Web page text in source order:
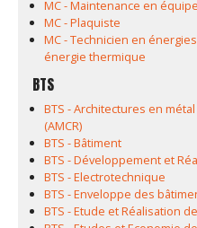
MC - Maintenance en
MC - Plaquiste
MC - Technicien en
énergie thermique
BTS
BTS - Architectures en
(AMCR)
BTS - Bâtiment
BTS - Développement et
BTS - Electrotechnique
BTS - Enveloppe des
BTS - Etude et Réalisation